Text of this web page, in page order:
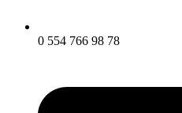
0 554 766 98 78